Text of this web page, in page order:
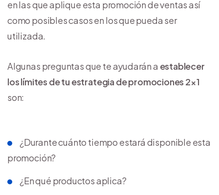
en las que aplique esta promoción de ventas así
como posibles casos en los que pueda ser
utilizada.
Algunas preguntas que te ayudarán a establecer
los límites de tu estrategia de promociones 2×1
son:
¿Durante cuánto tiempo estará disponible esta
promoción?
¿En qué productos aplica?